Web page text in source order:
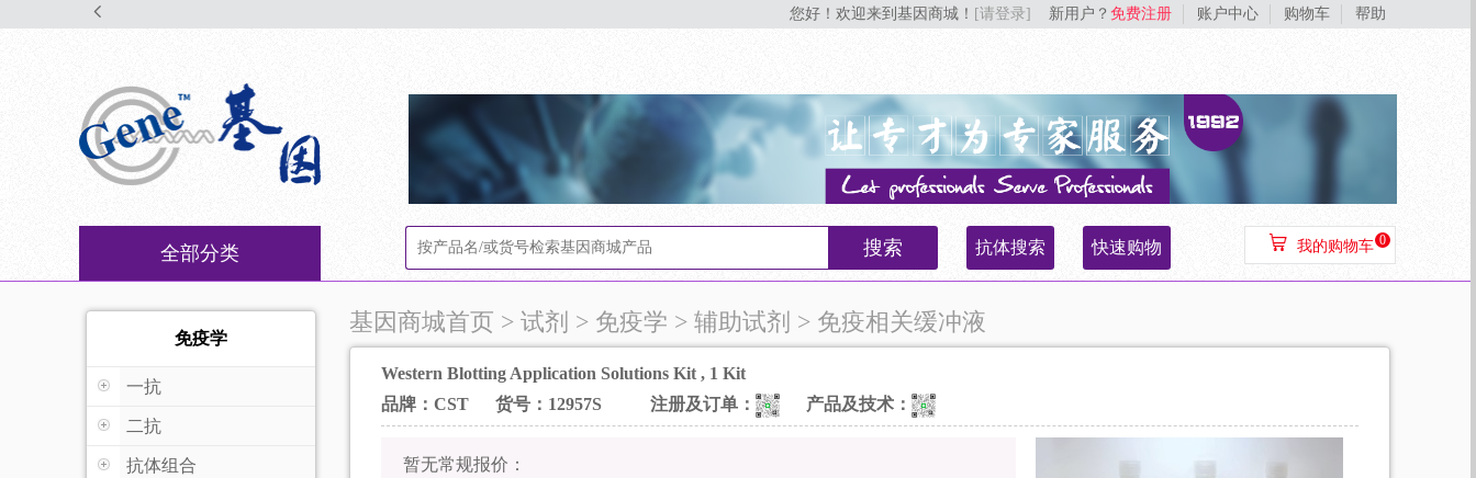
您好！欢迎来到基因商城！ [请登录] 新用户？ 免费注册 账户中心 购物车 帮助
全部分类 搜索 抗体搜索 快速购物 0
我的购物车
免疫学
一抗
二抗
抗体组合
基因商城首页 > 试剂 > 免疫学 > 辅助试剂 > 免疫相关缓冲液
Western Blotting Application Solutions Kit , 1 Kit
品牌：CST
货号：12957S 注册及订单： 产品及技术：
暂无常规报价：